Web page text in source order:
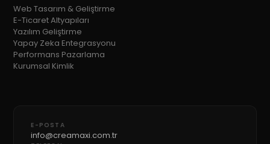
Web Tasarım & Geliştirme
E-Ticaret Altyapıları
Yazılım Geliştirme
Yapay Zeka Entegrasyonu
Performans Pazarlama
Kurumsal Kimlik
E-POSTA
info@creamaxi.com.tr